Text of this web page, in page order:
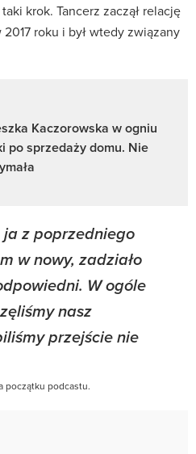
krok. Tancerz zaczął relację
2017 roku i był wtedy związany
Kaczorowska w ogniu
po sprzedaży domu. Nie
ja z poprzedniego
w nowy, zadziało
W ogóle
nasz
przejście nie
początku podcastu.